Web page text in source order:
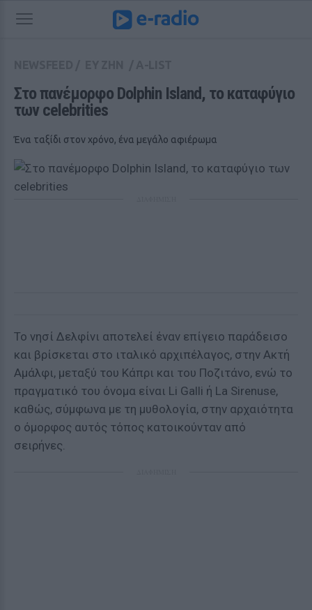
Στο πανέμορφο Dolphin Island, το καταφύγιο
των celebrities
Ένα ταξίδι στον χρόνο, ένα μεγάλο αφιέρωμα
Το νησί Δελφίνι αποτελεί έναν επίγειο παράδεισο
και βρίσκεται στο ιταλικό αρχιπέλαγος, στην Ακτή
Αμάλφι, μεταξύ του Κάπρι και του Ποζιτάνο, ενώ το
πραγματικό του όνομα είναι Li Galli ή La Sirenuse,
καθώς, σύμφωνα με τη μυθολογία, στην αρχαιότητα
ο όμορφος αυτός τόπος κατοικούνταν από
σειρήνες.